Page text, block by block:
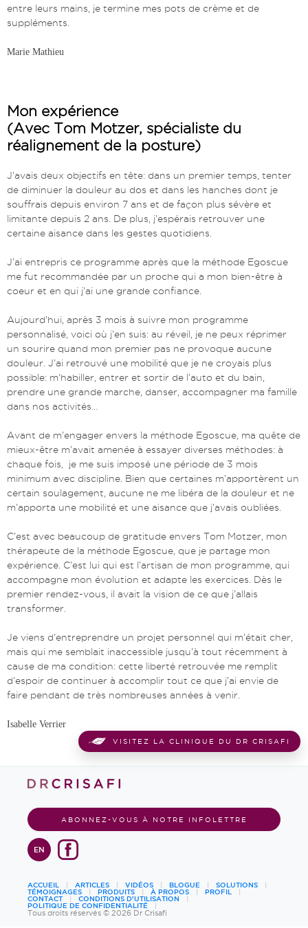
entre leurs mains, je termine mes pots de crème et de
suppléments.
Marie Mathieu
Mon expérience
(Avec Tom Motzer, spécialiste du
réalignement de la posture)
J’avais deux objectifs en tête: dans un premier temps, tenter
de diminuer la douleur au dos et dans les hanches dont je
souffrais depuis environ 7 ans et de façon plus sévère et
limitante depuis 2 ans. De plus, j’espérais retrouver une
certaine aisance dans les gestes quotidiens.
J’ai entrepris ce programme après que la méthode Egoscue
me fut recommandée par un proche qui a mon bien-être à
coeur et en qui j’ai une grande confiance.
Aujourd’hui, après 3 mois à suivre mon programme
personnalisé, voici où j’en suis: au réveil, je ne peux réprimer
un sourire quand mon premier pas ne provoque aucune
douleur. J’ai retrouvé une mobilité que je ne croyais plus
possible: m’habiller, entrer et sortir de l’auto et du bain,
prendre une grande marche, danser, accompagner ma famille
dans nos activités…
Avant de m’engager envers la méthode Egoscue, ma quête de
mieux-être m’avait amenée à essayer diverses méthodes: à
chaque fois, je me suis imposé une période de 3 mois
minimum avec discipline. Bien que certaines m’apportèrent un
certain soulagement, aucune ne me libéra de la douleur et ne
m’apporta une mobilité et une aisance que j’avais oubliées.
C’est avec beaucoup de gratitude envers Tom Motzer, mon
thérapeute de la méthode Egoscue, que je partage mon
expérience. C’est lui qui est l’artisan de mon programme, qui
accompagne mon évolution et adapte les exercices. Dès le
premier rendez-vous, il avait la vision de ce que j’allais
transformer.
Je viens d’entreprendre un projet personnel qui m’était cher,
mais qui me semblait inaccessible jusqu’à tout récemment à
cause de ma condition: cette liberté retrouvée me remplit
d’espoir de continuer à accomplir tout ce que j’ai envie de
faire pendant de très nombreuses années à venir.
Isabelle Verrier
VISITEZ LA CLINIQUE DU DR CRISAFI
ABONNEZ-VOUS À NOTRE INFOLETTRE
EN
ACCUEIL ARTICLES VIDÉOS BLOGUE
SOLUTIONS
TÉMOIGNAGES
PRODUITS À PROPOS
PROFIL
CONTACT
CONDITIONS D’UTILISATION
POLITIQUE DE CONFIDENTIALITÉ
Tous droits réservés © 2026 Dr Crisafi